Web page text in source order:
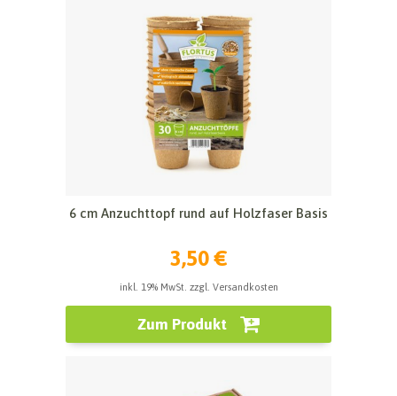
6 cm Anzuchttopf rund auf Holzfaser Basis
3,50 €
inkl. 19% MwSt. zzgl. Versandkosten
Zum Produkt